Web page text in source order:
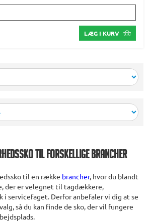
LÆG I KURV
TIL FORSKELLIGE BRANCHER
til en række brancher, hvor du blandt
der er velegnet til tagdækkere,
i servicefaget. Derfor anbefaler vi dig at se
så du kan finde de sko, der vil fungere